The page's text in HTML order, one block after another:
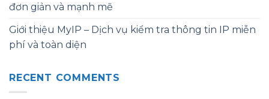
đơn giản và mạnh mẽ
Giới thiệu MyIP – Dịch vụ kiểm tra thông tin IP miễn
phí và toàn diện
RECENT COMMENTS